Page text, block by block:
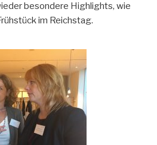
besondere Highlights, wie
im Reichstag.